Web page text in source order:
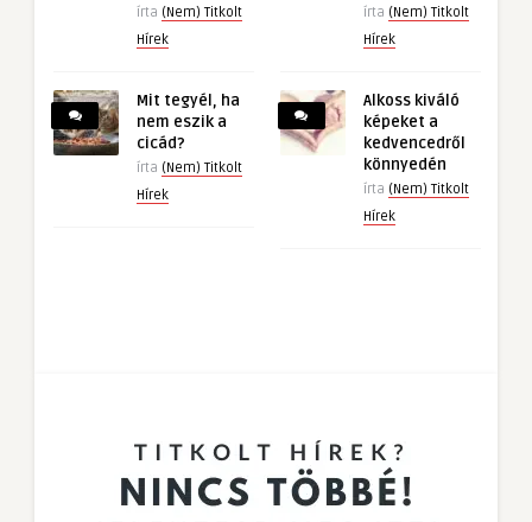
írta (Nem) Titkolt
Hírek
Mit tegyél, ha
nem eszik a
cicád?
írta (Nem) Titkolt
Hírek
írta (Nem) Titkolt
Hírek
Alkoss kiváló
képeket a
kedvencedről
könnyedén
írta (Nem) Titkolt
Hírek